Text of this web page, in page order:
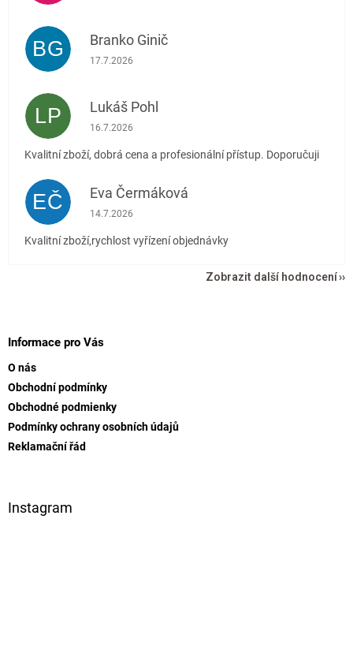
BG Branko Ginič
Hodnocení obchodu je 5 z 5 hvězdiček.
17.7.2026
LP Lukáš Pohl
Hodnocení obchodu je 5 z 5 hvězdiček.
16.7.2026
Kvalitní zboží, dobrá cena a profesionální přístup. Doporučuji
EČ Eva Čermáková
Hodnocení obchodu je 5 z 5 hvězdiček.
14.7.2026
Kvalitní zboží,rychlost vyřízení objednávky
Zobrazit další hodnocení
Informace pro Vás
O nás
Obchodní podmínky
Obchodné podmienky
Podmínky ochrany osobních údajů
Reklamační řád
Instagram